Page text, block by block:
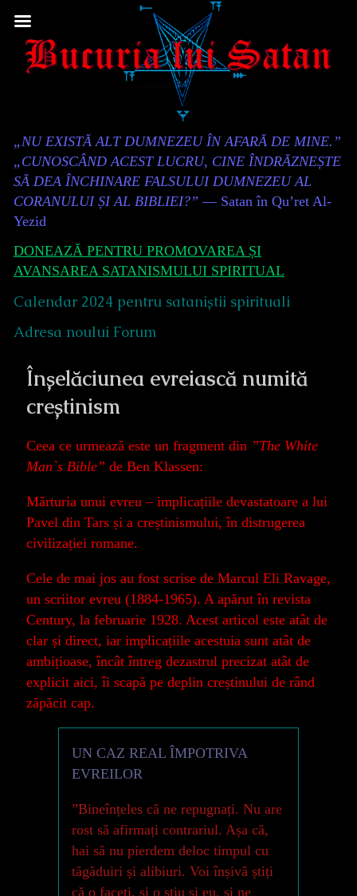
to
Content
Header
„NU EXISTĂ ALT DUMNEZEU ÎN AFARĂ DE MINE.”
„CUNOSCÂND ACEST LUCRU, CINE ÎNDRĂZNEȘTE
SĂ DEA ÎNCHINARE FALSULUI DUMNEZEU AL
CORANULUI ȘI AL BIBLIEI?” — Satan în Qu’ret Al-
Yezid
DONEAZĂ PENTRU PROMOVAREA ȘI
AVANSAREA SATANISMULUI SPIRITUAL
Calendar 2024 pentru sataniștii spirituali
Adresa noului Forum
Înșelăciunea evreiască numită
creștinism
Ceea ce urmează este un fragment din ”The White
Man`s Bible” de Ben Klassen:
Mărturia unui evreu – implicațiile devastatoare a lui
Pavel din Tars și a creștinismului, în distrugerea
civilizației romane.
Cele de mai jos au fost scrise de Marcul Eli Ravage,
un scriitor evreu (1884-1965). A apărut în revista
Century, la februarie 1928. Acest articol este atât de
clar și direct, iar implicațiile acestuia sunt atât de
ambițioase, încât întreg dezastrul precizat atât de
explicit aici, îi scapă pe deplin creștinului de rând
zăpăcit cap.
UN CAZ REAL ÎMPOTRIVA
EVREILOR
”Bineînțeles că ne repugnați. Nu are
rost să afirmați contrariul. Așa că,
hai să nu pierdem deloc timpul cu
tăgăduiri și alibiuri. Voi înșivă știți
că o faceți, și o știu și eu, și ne